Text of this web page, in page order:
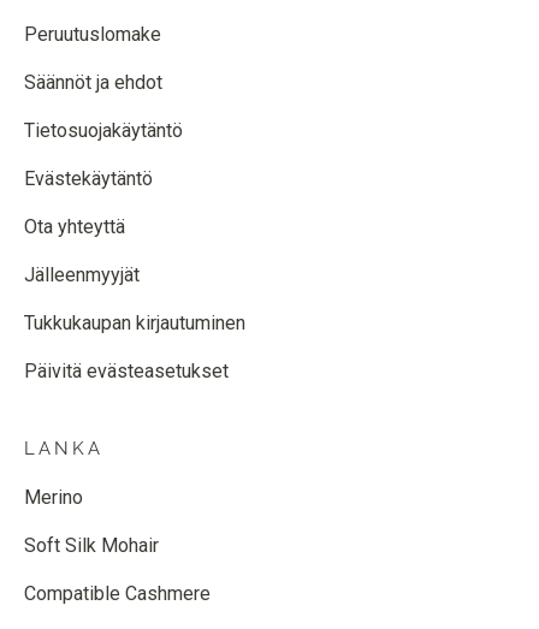
Peruutuslomake
Säännöt ja ehdot
Tietosuojakäytäntö
Evästekäytäntö
Ota yhteyttä
Jälleenmyyjät
Tukkukaupan kirjautuminen
Päivitä evästeasetukset
LANKA
Merino
Soft Silk Mohair
Compatible Cashmere